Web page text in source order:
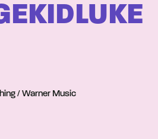
/ Warner Music